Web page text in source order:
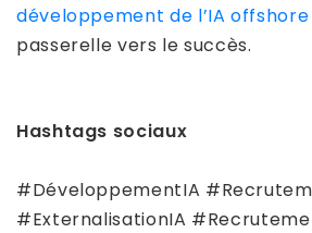
développement de l’IA offshore
passerelle vers le succès.
Hashtags sociaux
#DéveloppementIA
#ExternalisationIA